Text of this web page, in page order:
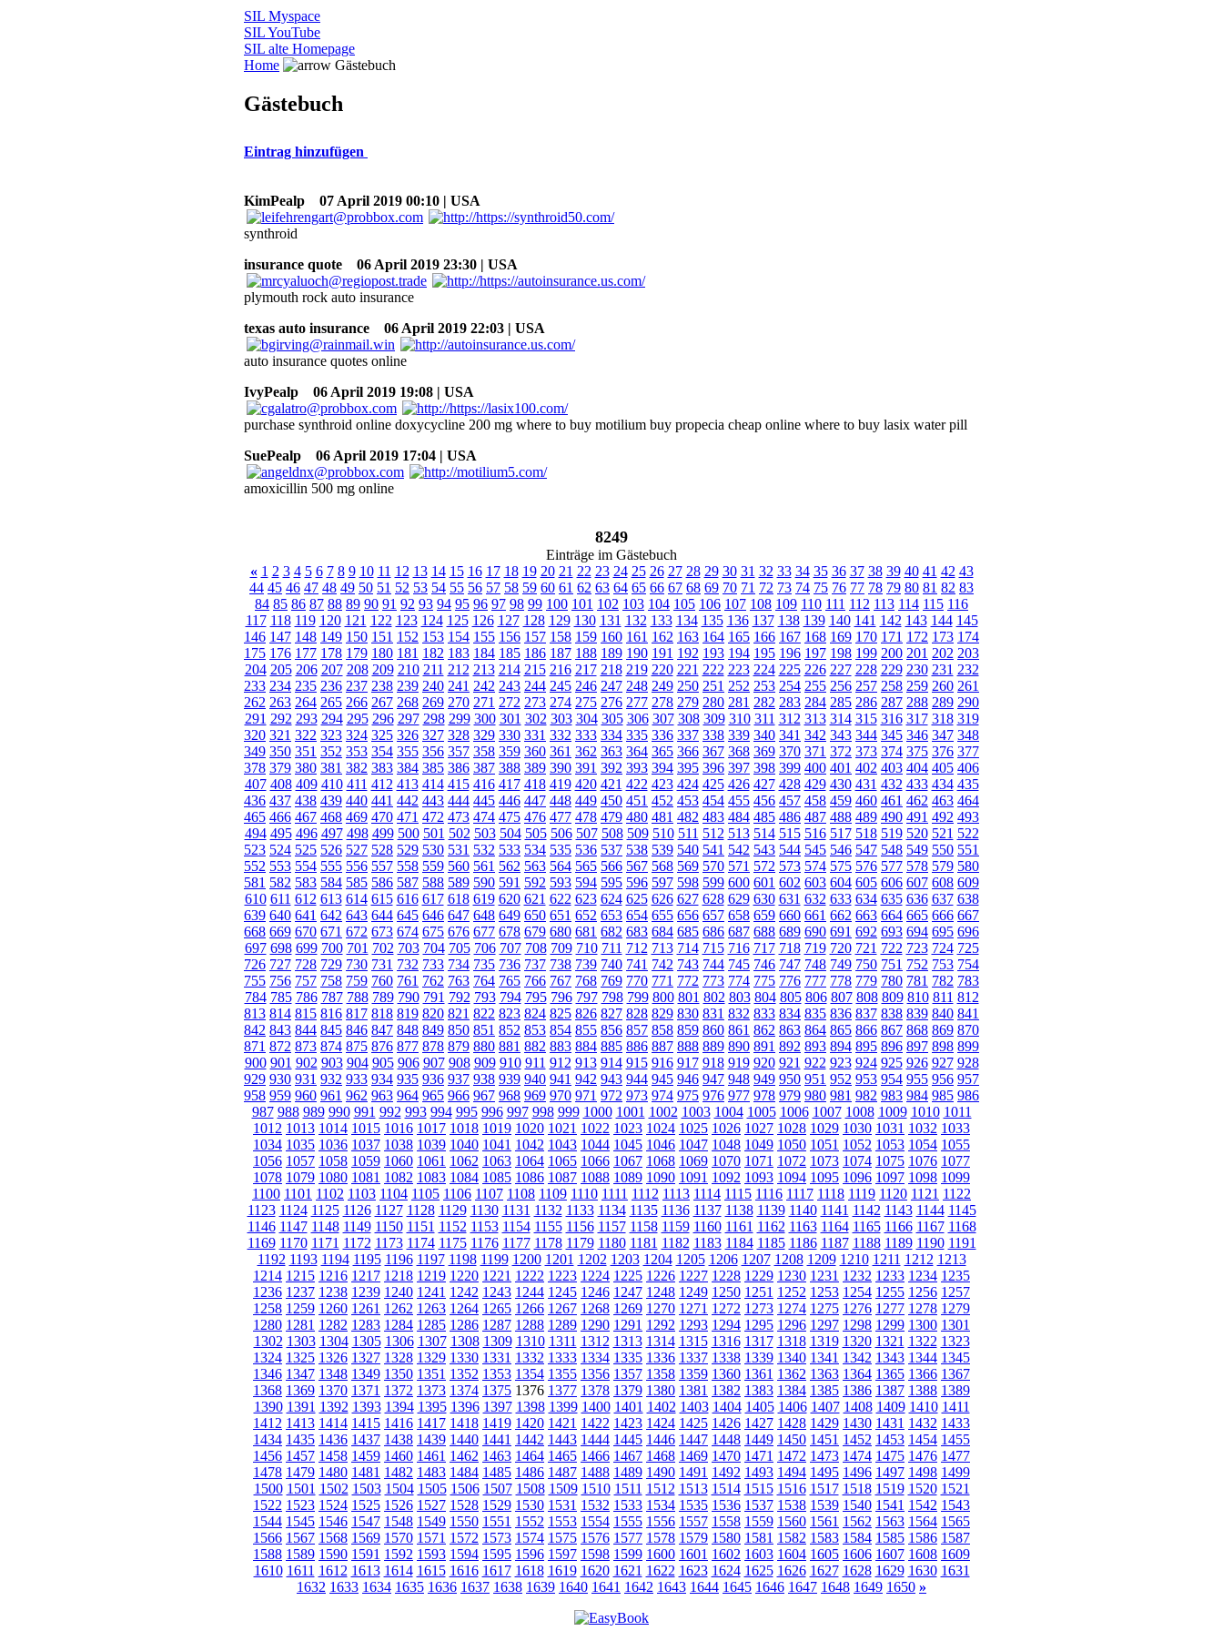
SIL Myspace
SIL YouTube
SIL alte Homepage
Home
Gästebuch
Gästebuch
Eintrag hinzufügen
KimPealp 07 April 2019 00:10 | USA
synthroid
insurance quote
06 April 2019 23:30 | USA
plymouth rock auto insurance
texas auto insurance
06 April 2019 22:03 | USA
auto insurance quotes online
IvyPealp
06 April 2019 19:08 | USA
purchase synthroid online doxycycline 200 mg where to buy motilium buy propecia cheap online where to buy lasix water pill
SuePealp
06 April 2019 17:04 | USA
amoxicillin 500 mg online
8249
Einträge im Gästebuch
« 1 2 3 4 5 6 7 8 9 10 11 12 13 14 15 16 17 18 19 20 21 22 23 24 25 26 27 28 29 30 31 32 33 34 35 36 37 38 39 40 41 42 43
44 45 46 47 48 49 50 51 52 53 54 55 56 57 58 59 60 61 62 63 64 65 66 67 68 69 70 71 72 73 74 75 76 77 78 79 80 81 82 83
84 85 86 87 88 89 90 91 92 93 94 95 96 97 98 99 100 101 102 103 104 105 106 107 108 109 110 111 112 113 114 115 116
117 118 119 120 121 122 123 124 125 126 127 128 129 130 131 132 133 134 135 136 137 138 139 140 141 142 143 144 145
146 147 148 149 150 151 152 153 154 155 156 157 158 159 160 161 162 163 164 165 166 167 168 169 170 171 172 173 174
175 176 177 178 179 180 181 182 183 184 185 186 187 188 189 190 191 192 193 194 195 196 197 198 199 200 201 202 203
204 205 206 207 208 209 210 211 212 213 214 215 216 217 218 219 220 221 222 223 224 225 226 227 228 229 230 231 232
233 234 235 236 237 238 239 240 241 242 243 244 245 246 247 248 249 250 251 252 253 254 255 256 257 258 259 260 261
262 263 264 265 266 267 268 269 270 271 272 273 274 275 276 277 278 279 280 281 282 283 284 285 286 287 288 289 290
291 292 293 294 295 296 297 298 299 300 301 302 303 304 305 306 307 308 309 310 311 312 313 314 315 316 317 318 319
320 321 322 323 324 325 326 327 328 329 330 331 332 333 334 335 336 337 338 339 340 341 342 343 344 345 346 347 348
349 350 351 352 353 354 355 356 357 358 359 360 361 362 363 364 365 366 367 368 369 370 371 372 373 374 375 376 377
378 379 380 381 382 383 384 385 386 387 388 389 390 391 392 393 394 395 396 397 398 399 400 401 402 403 404 405 406
407 408 409 410 411 412 413 414 415 416 417 418 419 420 421 422 423 424 425 426 427 428 429 430 431 432 433 434 435
436 437 438 439 440 441 442 443 444 445 446 447 448 449 450 451 452 453 454 455 456 457 458 459 460 461 462 463 464
465 466 467 468 469 470 471 472 473 474 475 476 477 478 479 480 481 482 483 484 485 486 487 488 489 490 491 492 493
494 495 496 497 498 499 500 501 502 503 504 505 506 507 508 509 510 511 512 513 514 515 516 517 518 519 520 521 522
523 524 525 526 527 528 529 530 531 532 533 534 535 536 537 538 539 540 541 542 543 544 545 546 547 548 549 550 551
552 553 554 555 556 557 558 559 560 561 562 563 564 565 566 567 568 569 570 571 572 573 574 575 576 577 578 579 580
581 582 583 584 585 586 587 588 589 590 591 592 593 594 595 596 597 598 599 600 601 602 603 604 605 606 607 608 609
610 611 612 613 614 615 616 617 618 619 620 621 622 623 624 625 626 627 628 629 630 631 632 633 634 635 636 637 638
639 640 641 642 643 644 645 646 647 648 649 650 651 652 653 654 655 656 657 658 659 660 661 662 663 664 665 666 667
668 669 670 671 672 673 674 675 676 677 678 679 680 681 682 683 684 685 686 687 688 689 690 691 692 693 694 695 696
697 698 699 700 701 702 703 704 705 706 707 708 709 710 711 712 713 714 715 716 717 718 719 720 721 722 723 724 725
726 727 728 729 730 731 732 733 734 735 736 737 738 739 740 741 742 743 744 745 746 747 748 749 750 751 752 753 754
755 756 757 758 759 760 761 762 763 764 765 766 767 768 769 770 771 772 773 774 775 776 777 778 779 780 781 782 783
784 785 786 787 788 789 790 791 792 793 794 795 796 797 798 799 800 801 802 803 804 805 806 807 808 809 810 811 812
813 814 815 816 817 818 819 820 821 822 823 824 825 826 827 828 829 830 831 832 833 834 835 836 837 838 839 840 841
842 843 844 845 846 847 848 849 850 851 852 853 854 855 856 857 858 859 860 861 862 863 864 865 866 867 868 869 870
871 872 873 874 875 876 877 878 879 880 881 882 883 884 885 886 887 888 889 890 891 892 893 894 895 896 897 898 899
900 901 902 903 904 905 906 907 908 909 910 911 912 913 914 915 916 917 918 919 920 921 922 923 924 925 926 927 928
929 930 931 932 933 934 935 936 937 938 939 940 941 942 943 944 945 946 947 948 949 950 951 952 953 954 955 956 957
958 959 960 961 962 963 964 965 966 967 968 969 970 971 972 973 974 975 976 977 978 979 980 981 982 983 984 985 986
987 988 989 990 991 992 993 994 995 996 997 998 999 1000 1001 1002 1003 1004 1005 1006 1007 1008 1009 1010 1011
1012 1013 1014 1015 1016 1017 1018 1019 1020 1021 1022 1023 1024 1025 1026 1027 1028 1029 1030 1031 1032 1033
1034 1035 1036 1037 1038 1039 1040 1041 1042 1043 1044 1045 1046 1047 1048 1049 1050 1051 1052 1053 1054 1055
1056 1057 1058 1059 1060 1061 1062 1063 1064 1065 1066 1067 1068 1069 1070 1071 1072 1073 1074 1075 1076 1077
1078 1079 1080 1081 1082 1083 1084 1085 1086 1087 1088 1089 1090 1091 1092 1093 1094 1095 1096 1097 1098 1099
1100 1101 1102 1103 1104 1105 1106 1107 1108 1109 1110 1111 1112 1113 1114 1115 1116 1117 1118 1119 1120 1121 1122
1123 1124 1125 1126 1127 1128 1129 1130 1131 1132 1133 1134 1135 1136 1137 1138 1139 1140 1141 1142 1143 1144 1145
1146 1147 1148 1149 1150 1151 1152 1153 1154 1155 1156 1157 1158 1159 1160 1161 1162 1163 1164 1165 1166 1167 1168
1169 1170 1171 1172 1173 1174 1175 1176 1177 1178 1179 1180 1181 1182 1183 1184 1185 1186 1187 1188 1189 1190 1191
1192 1193 1194 1195 1196 1197 1198 1199 1200 1201 1202 1203 1204 1205 1206 1207 1208 1209 1210 1211 1212 1213
1214 1215 1216 1217 1218 1219 1220 1221 1222 1223 1224 1225 1226 1227 1228 1229 1230 1231 1232 1233 1234 1235
1236 1237 1238 1239 1240 1241 1242 1243 1244 1245 1246 1247 1248 1249 1250 1251 1252 1253 1254 1255 1256 1257
1258 1259 1260 1261 1262 1263 1264 1265 1266 1267 1268 1269 1270 1271 1272 1273 1274 1275 1276 1277 1278 1279
1280 1281 1282 1283 1284 1285 1286 1287 1288 1289 1290 1291 1292 1293 1294 1295 1296 1297 1298 1299 1300 1301
1302 1303 1304 1305 1306 1307 1308 1309 1310 1311 1312 1313 1314 1315 1316 1317 1318 1319 1320 1321 1322 1323
1324 1325 1326 1327 1328 1329 1330 1331 1332 1333 1334 1335 1336 1337 1338 1339 1340 1341 1342 1343 1344 1345
1346 1347 1348 1349 1350 1351 1352 1353 1354 1355 1356 1357 1358 1359 1360 1361 1362 1363 1364 1365 1366 1367
1368 1369 1370 1371 1372 1373 1374 1375 1376 1377 1378 1379 1380 1381 1382 1383 1384 1385 1386 1387 1388 1389
1390 1391 1392 1393 1394 1395 1396 1397 1398 1399 1400 1401 1402 1403 1404 1405 1406 1407 1408 1409 1410 1411
1412 1413 1414 1415 1416 1417 1418 1419 1420 1421 1422 1423 1424 1425 1426 1427 1428 1429 1430 1431 1432 1433
1434 1435 1436 1437 1438 1439 1440 1441 1442 1443 1444 1445 1446 1447 1448 1449 1450 1451 1452 1453 1454 1455
1456 1457 1458 1459 1460 1461 1462 1463 1464 1465 1466 1467 1468 1469 1470 1471 1472 1473 1474 1475 1476 1477
1478 1479 1480 1481 1482 1483 1484 1485 1486 1487 1488 1489 1490 1491 1492 1493 1494 1495 1496 1497 1498 1499
1500 1501 1502 1503 1504 1505 1506 1507 1508 1509 1510 1511 1512 1513 1514 1515 1516 1517 1518 1519 1520 1521
1522 1523 1524 1525 1526 1527 1528 1529 1530 1531 1532 1533 1534 1535 1536 1537 1538 1539 1540 1541 1542 1543
1544 1545 1546 1547 1548 1549 1550 1551 1552 1553 1554 1555 1556 1557 1558 1559 1560 1561 1562 1563 1564 1565
1566 1567 1568 1569 1570 1571 1572 1573 1574 1575 1576 1577 1578 1579 1580 1581 1582 1583 1584 1585 1586 1587
1588 1589 1590 1591 1592 1593 1594 1595 1596 1597 1598 1599 1600 1601 1602 1603 1604 1605 1606 1607 1608 1609
1610 1611 1612 1613 1614 1615 1616 1617 1618 1619 1620 1621 1622 1623 1624 1625 1626 1627 1628 1629 1630 1631
1632 1633 1634 1635 1636 1637 1638 1639 1640 1641 1642 1643 1644 1645 1646 1647 1648 1649 1650 »